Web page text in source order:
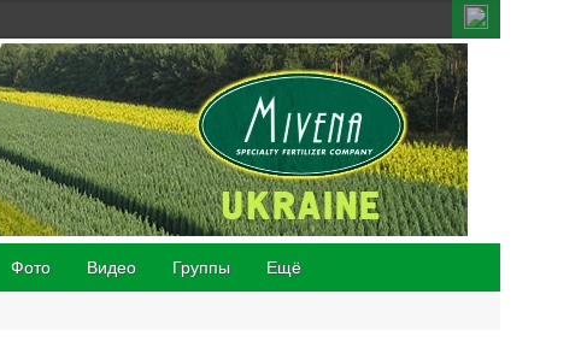
Фото Видео Группы Ещё